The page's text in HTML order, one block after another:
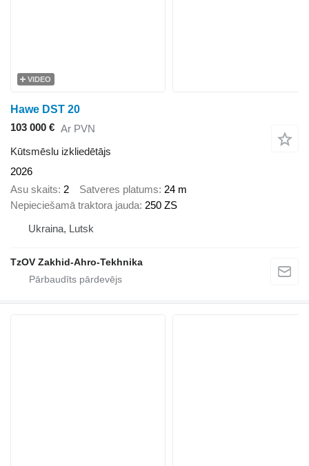
VIDEO
Hawe DST 20
103 000 € Ar PVN
Kūtsmēslu izkliedētājs
2026
Asu skaits 2 Satveres platums 24 m
Nepieciešamā traktora jauda 250 ZS
Ukraina, Lutsk
TzOV Zakhid-Ahro-Tekhnika